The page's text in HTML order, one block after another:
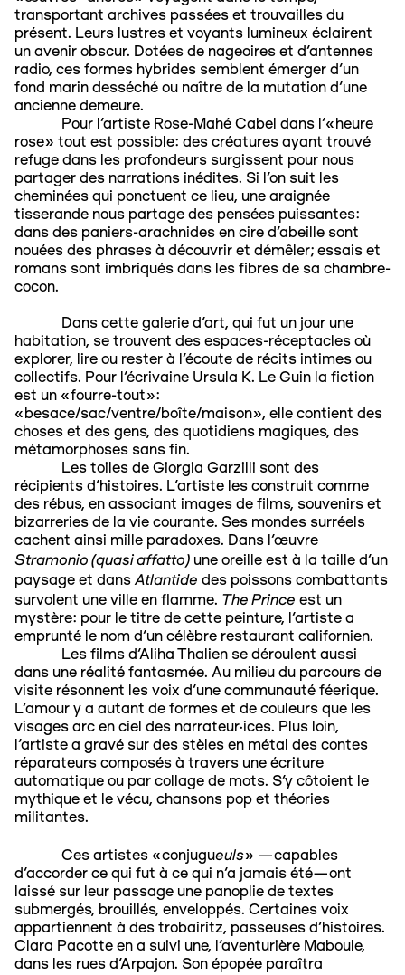
transportant archives passées et trouvailles du
présent. Leurs lustres et voyants lumineux éclairent
un avenir obscur. Dotées de nageoires et d’antennes
radio, ces formes hybrides semblent émerger d’un
fond marin desséché ou naître de la mutation d’une
ancienne demeure.
Pour l’artiste Rose-Mahé Cabel dans l’«heure
rose» tout est possible: des créatures ayant trouvé
refuge dans les profondeurs surgissent pour nous
partager des narrations inédites. Si l’on suit les
cheminées qui ponctuent ce lieu, une araignée
tisserande nous partage des pensées puissantes:
dans des paniers-arachnides en cire d’abeille sont
nouées des phrases à découvrir et démêler; essais et
romans sont imbriqués dans les fibres de sa chambre-
cocon.
Dans cette galerie d’art, qui fut un jour une
habitation, se trouvent des espaces-réceptacles où
explorer, lire ou rester à l’écoute de récits intimes ou
collectifs. Pour l’écrivaine Ursula K. Le Guin la fiction
est un «fourre-tout»:
«besace/sac/ventre/boîte/maison», elle contient des
choses et des gens, des quotidiens magiques, des
métamorphoses sans fin.
Les toiles de Giorgia Garzilli sont des
récipients d’histoires. L’artiste les construit comme
des rébus, en associant images de films, souvenirs et
bizarreries de la vie courante. Ses mondes surréels
cachent ainsi mille paradoxes. Dans l’œuvre
Stramonio (quasi affatto) une oreille est à la taille d’un
paysage et dansAtlantide des poissons combattants
survolent une ville en flamme. The Prince est un
mystère: pour le titre de cette peinture, l'artiste a
emprunté le nom d’un célèbre restaurant californien.
Les films d'Aliha Thalien se déroulent aussi
dans une réalité fantasmée. Au milieu du parcours de
visite résonnent les voix d’une communauté féerique.
L’amour y a autant de formes et de couleurs que les
visages arc en ciel des narrateur·ices. Plus loin,
l’artiste a gravé sur des stèles en métal des contes
réparateurs composés à travers une écriture
automatique ou par collage de mots. S’y côtoient le
mythique et le vécu, chansons pop et théories
militantes.
Ces artistes «conjugueuls» —capables
d’accorder ce qui fut à ce qui n’a jamais été—ont
laissé sur leur passage une panoplie de textes
submergés, brouillés, enveloppés. Certaines voix
appartiennent à des trobairitz, passeuses d’histoires.
Clara Pacotte en a suivi une, l’aventurière Maboule,
dans les rues d’Arpajon. Son épopée paraîtra